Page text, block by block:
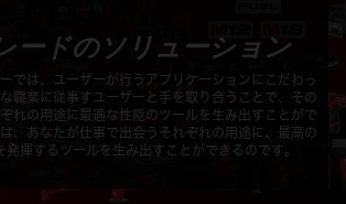
ードのソリューション
では、ユーザーが行うアプリケーションにこだわっ
職業に従事すユーザーと手を取り合うことで、その
れの用途に最適な性能のツールを生み出すことがで
、あなたが仕事で出会うそれぞれの用途に、最高の
発揮するツールを生み出すことができるのです。